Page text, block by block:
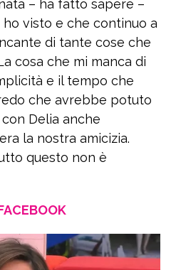
– ha fatto sapere –
visto e che continuo a
di tante cose che
cosa che mi manca di
e il tempo che
che avrebbe potuto
Delia anche
la nostra amicizia.
questo non è